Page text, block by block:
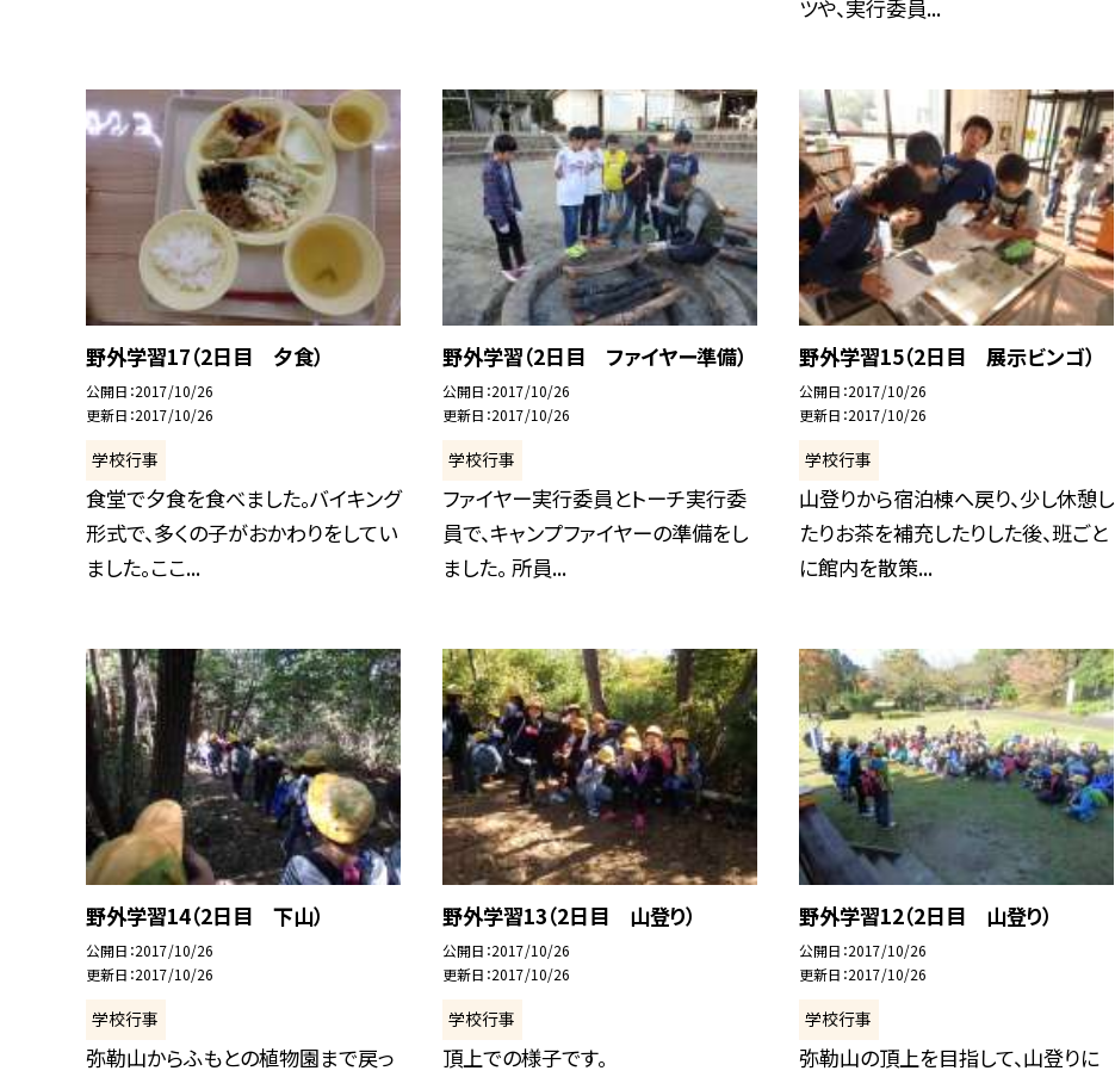
ツや、実行委員...
野外学習17（2日目 夕食）
公開日 2017/10/26
更新日 2017/10/26
学校行事
食堂で夕食を食べました。バイキング
形式で、多くの子がおかわりをしてい
ました。ここ...
野外学習（2日目 ファイヤー準備）
公開日 2017/10/26
更新日 2017/10/26
学校行事
ファイヤー実行委員とトーチ実行委
員で、キャンプファイヤーの準備をし
ました。 所員...
野外学習15（2日目 展示ビンゴ）
公開日 2017/10/26
更新日 2017/10/26
学校行事
山登りから宿泊棟へ戻り、少し休憩し
たりお茶を補充したりした後、班ごと
に館内を散策...
野外学習14（2日目 下山）
公開日 2017/10/26
更新日 2017/10/26
学校行事
弥勒山からふもとの植物園まで戻っ
野外学習13（2日目 山登り）
公開日 2017/10/26
更新日 2017/10/26
学校行事
頂上での様子です。
野外学習12（2日目 山登り）
公開日 2017/10/26
更新日 2017/10/26
学校行事
弥勒山の頂上を目指して、山登りに